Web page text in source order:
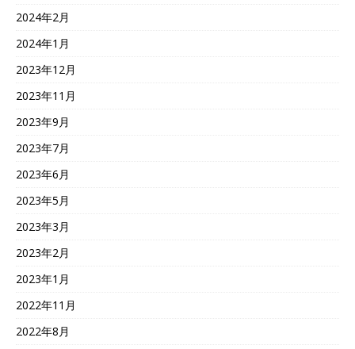
2024年2月
2024年1月
2023年12月
2023年11月
2023年9月
2023年7月
2023年6月
2023年5月
2023年3月
2023年2月
2023年1月
2022年11月
2022年8月